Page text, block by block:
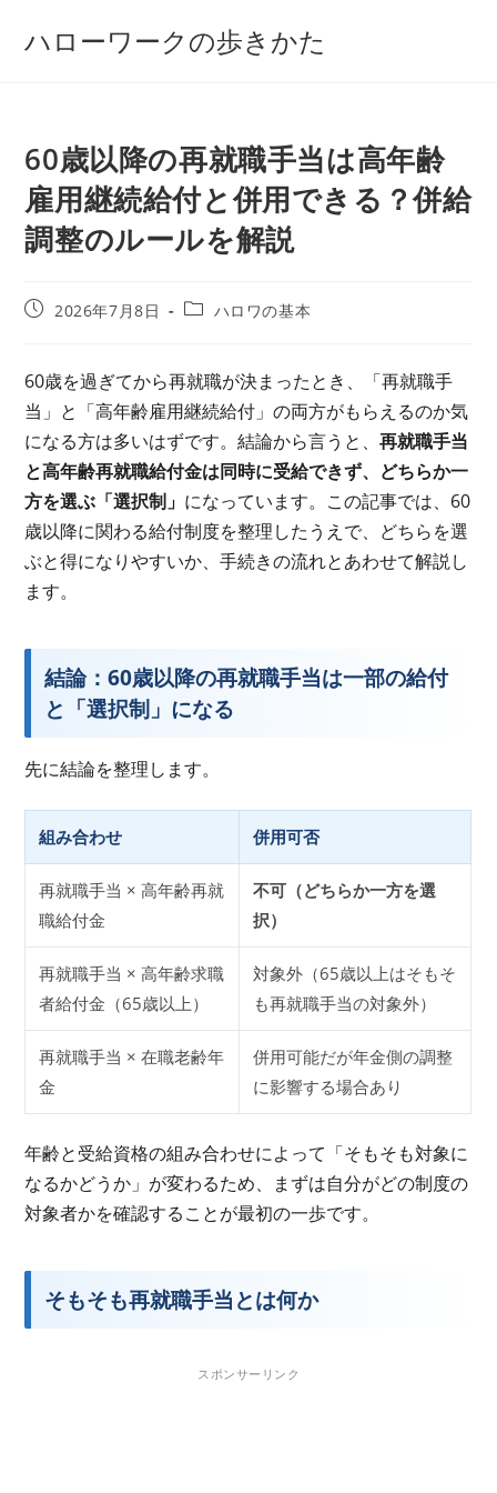
ハローワークの歩きかた
60歳以降の再就職手当は高年齢
雇用継続給付と併用できる？併給
調整のルールを解説
投
開
日:
2026年7月8日
投
テ
ゴ
リ
ー:
ハロワの基本
60歳を過ぎてから再就職が決まったとき、「再就職手
当」と「高年齢雇用継続給付」の両方がもらえるのか気
になる方は多いはずです。結論から言うと、再就職手当
と高年齢再就職給付金は同時に受給できず、どちらか一
方を選ぶ「選択制」 になっています。この記事では、60
歳以降に関わる給付制度を整理したうえで、どちらを選
ぶと得になりやすいか、手続きの流れとあわせて解説し
ます。
結論：60歳以降の再就職手当は一部の給付
と「選択制」になる
先に結論を整理します。
組み合わせ 併用可否
再就職手当 × 高年齢再就
職給付金
不可（どちらか一方を選
択）
再就職手当 × 高年齢求職
者給付金（65歳以上）
対象外（65歳以上はそもそ
も再就職手当の対象外）
再就職手当 × 在職老齢年
金
併用可能だが年金側の調整
に影響する場合あり
年齢と受給資格の組み合わせによって「そもそも対象に
なるかどうか」が変わるため、まずは自分がどの制度の
対象者かを確認することが最初の一歩です。
そもそも再就職手当とは何か